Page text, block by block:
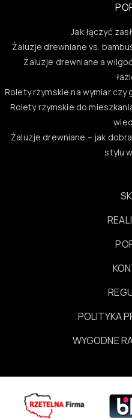
Jak łączyć
Żaluzje drewniane vs.
Żaluzje drewniane a
Rolety rzymskie na wymiar
Rolety rzymskie do
Żaluzje drewniane – jak
stylu
POLITYKA
WYGODNE